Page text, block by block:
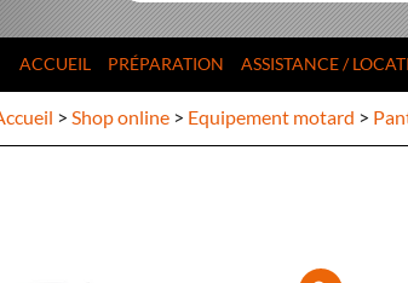
ACCUEIL PRÉPARATION ASSISTANCE /
> Shop online> Equipement motard >